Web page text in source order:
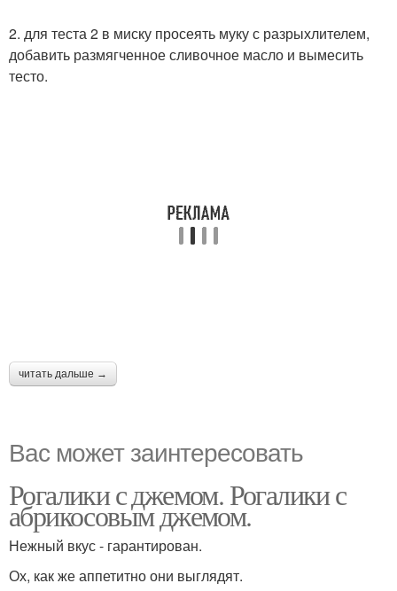
2. для теста 2 в миску просеять муку с разрыхлителем,
добавить размягченное сливочное масло и вымесить
тесто.
читать дальше →
Вас может заинтересовать
Рогалики с джемом. Рогалики с
абрикосовым джемом.
Нежный вкус - гарантирован.
Ох, как же аппетитно они выглядят.